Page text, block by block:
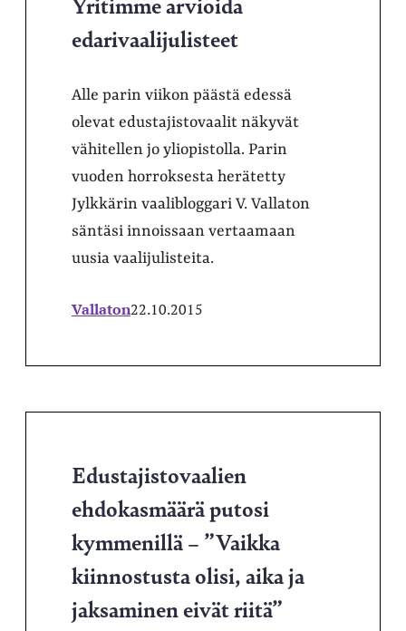
edarivaalijulisteet
Alle parin viikon päästä edessä
olevat edustajistovaalit näkyvät
vähitellen jo yliopistolla. Parin
vuoden horroksesta herätetty
Jylkkärin vaalibloggari V. Vallaton
säntäsi innoissaan vertaamaan
uusia vaalijulisteita.
Vallaton22.10.2015
Edustajistovaalien
ehdokasmäärä putosi
kymmenillä – ”Vaikka
kiinnostusta olisi, aika ja
jaksaminen eivät riitä”